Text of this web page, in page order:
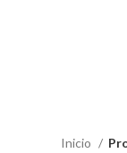
Inicio